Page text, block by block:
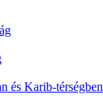
és Karib-térségben